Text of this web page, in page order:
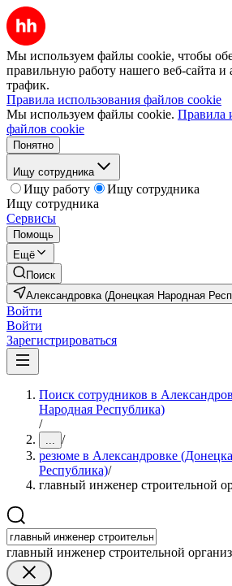
Мы используем файлы cookie, чтобы
правильную работу нашего веб-сайта и
трафик.
Правила использования файлов cookie
Мы используем файлы cookie. Правила
файлов cookie
Понятно
Ищу сотрудника
Ищу работу
Ищу сотрудника
Ищу сотрудника
Сервисы
Помощь
Ещё
Поиск
Александровка (Донецкая Народная
Войти
Войти
Зарегистрироваться
Поиск сотрудников в
Народная Республика)
/
... /
резюме в Александровке
Республика)/
главный инженер строительной
главный инженер строительной